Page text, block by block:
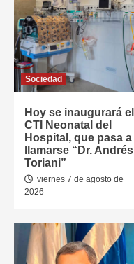
Sociedad
Hoy se inaugurará el
CTI Neonatal del
Hospital, que pasa a
llamarse “Dr. Andrés
Toriani”
viernes 7 de agosto de
2026